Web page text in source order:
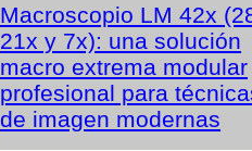
Macroscopio LM 42x
21x y 7x): una solución
macro extrema modular
profesional para
de imagen modernas